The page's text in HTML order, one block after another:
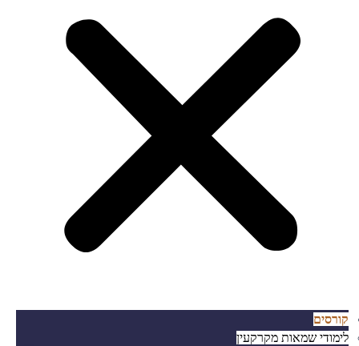
קורסים
לימודי שמאות מקרקעין